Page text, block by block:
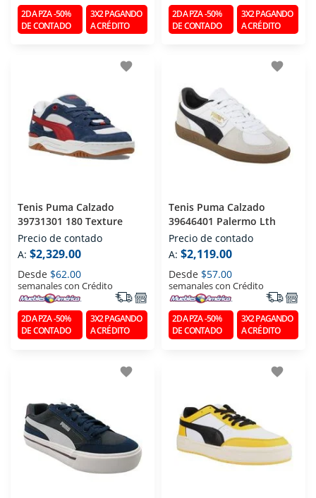
2DA PZA -50%
DE CONTADO
3X2 PAGANDO
A CRÉDITO
2DA PZA -50%
DE CONTADO
3X2 PAGANDO
A CRÉDITO
favorite
Tenis Puma Calzado
39731301 180 Texture
Precio de contado
A: $2,329.00
Desde $62.00
semanales con Crédito
2DA PZA -50%
DE CONTADO
3X2 PAGANDO
A CRÉDITO
favorite
Tenis Puma Calzado
39646401 Palermo Lth
Precio de contado
A: $2,119.00
Desde $57.00
semanales con Crédito
2DA PZA -50%
DE CONTADO
3X2 PAGANDO
A CRÉDITO
favorite favorite